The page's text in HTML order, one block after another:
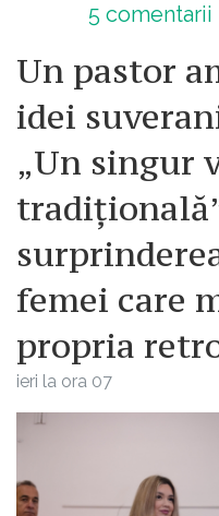
5 comentarii
Un pastor
idei
„Un singur
femei care
propria
ieri la ora 07